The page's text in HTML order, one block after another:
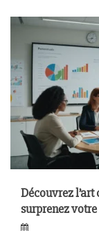
Découvrez
surprenez